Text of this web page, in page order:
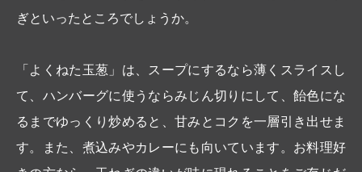
ぎといったところでしょうか。
「よくねた玉葱」は、スープにするなら薄くスライスし
て、ハンバーグに使うならみじん切りにして、飴色にな
るまでゆっくり炒めると、甘みとコクを一層引き出せま
す。また、煮込みやカレーにも向いています。お料理好